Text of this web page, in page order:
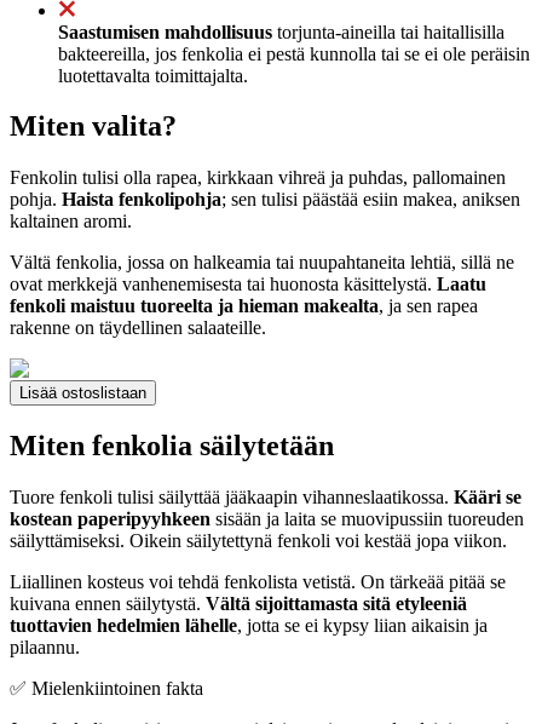
Saastumisen mahdollisuus torjunta-aineilla tai haitallisilla
bakteereilla, jos fenkolia ei pestä kunnolla tai se ei ole peräisin
luotettavalta toimittajalta.
Miten valita?
Fenkolin tulisi olla rapea, kirkkaan vihreä ja puhdas, pallomainen
pohja. Haista fenkolipohja; sen tulisi päästää esiin makea, aniksen
kaltainen aromi.
Vältä fenkolia, jossa on halkeamia tai nuupahtaneita lehtiä, sillä ne
ovat merkkejä vanhenemisesta tai huonosta käsittelystä. Laatu
fenkoli maistuu tuoreelta ja hieman makealta, ja sen rapea
rakenne on täydellinen salaateille.
Lisää ostoslistaan
Miten fenkolia säilytetään
Tuore fenkoli tulisi säilyttää jääkaapin vihanneslaatikossa. Kääri se
kostean paperipyyhkeen sisään ja laita se muovipussiin tuoreuden
säilyttämiseksi. Oikein säilytettynä fenkoli voi kestää jopa viikon.
Liiallinen kosteus voi tehdä fenkolista vetistä. On tärkeää pitää se
kuivana ennen säilytystä. Vältä sijoittamasta sitä etyleeniä
tuottavien hedelmien lähelle, jotta se ei kypsy liian aikaisin ja
pilaannu.
✅ Mielenkiintoinen fakta